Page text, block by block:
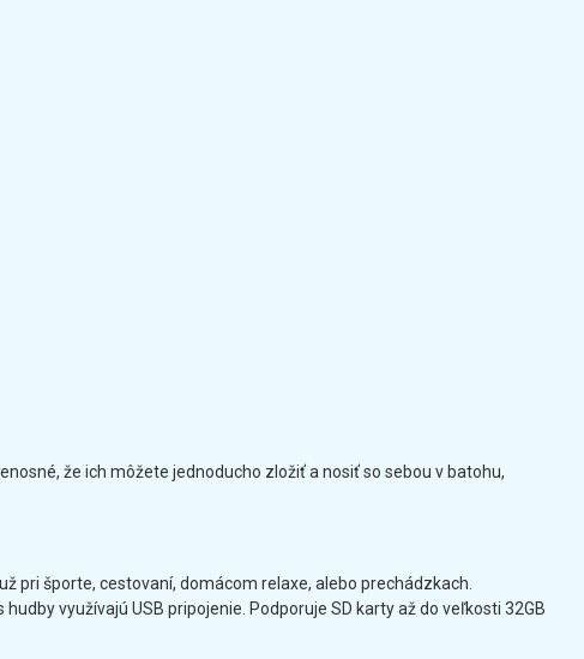
že ich môžete jednoducho zložiť a nosiť so sebou v batohu,
pri športe, cestovaní, domácom relaxe, alebo prechádzkach.
využívajú USB pripojenie. Podporuje SD karty až do veľkosti 32GB